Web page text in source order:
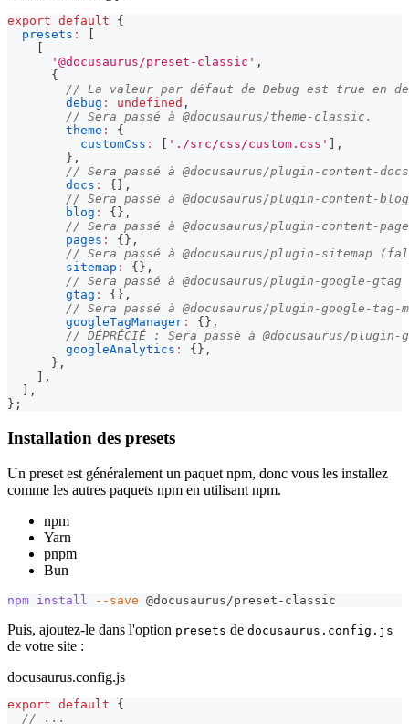
export default
{
presets :
'@docusaurus/preset-classic' ,
{
// La valeur par défaut de Debug est true en
debug : undefined ,
// Sera passé à @docusaurus/theme-classic.
theme :
{
customCss : './src/css/custom.css'
,
} ,
// Sera passé à @docusaurus/plugin-content-
docs : { } ,
// Sera passé à @docusaurus/plugin-content-
blog : { } ,
// Sera passé à @docusaurus/plugin-content-
pages : { } ,
// Sera passé à @docusaurus/plugin-sitemap
sitemap : { } ,
// Sera passé à @docusaurus/plugin-google-
gtag : { } ,
// Sera passé à @docusaurus/plugin-google-
googleTagManager : { } ,
// DÉPRÉCIÉ : Sera passé à @docusaurus/
googleAnalytics : { } ,
} ,
,
,
} ;
Installation des presets
Un preset est généralement un paquet npm, donc vous les installez
comme les autres paquets npm en utilisant npm.
npm
Yarn
pnpm
Bun
npm install --save @docusaurus/preset-classic
Puis, ajoutez-le dans l'option presets de docusaurus.config.js
de votre site :
docusaurus.config.js
export default
{
// ...